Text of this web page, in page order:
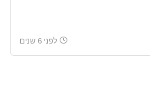
לפני 6 שנים